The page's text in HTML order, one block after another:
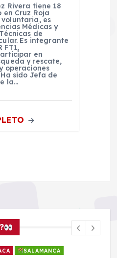
Rivera tiene 18
en Cruz Roja
voluntaria, es
Médicas y
de
Es integrante
FT1,
en
y rescate,
operaciones
sido Jefa de
la…
SALAMANCA